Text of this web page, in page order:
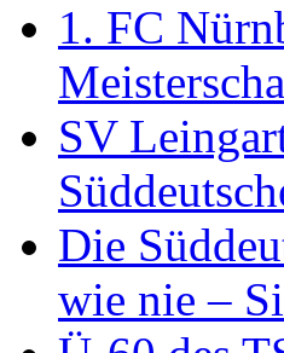
1. FC
SV
Die
wie nie –